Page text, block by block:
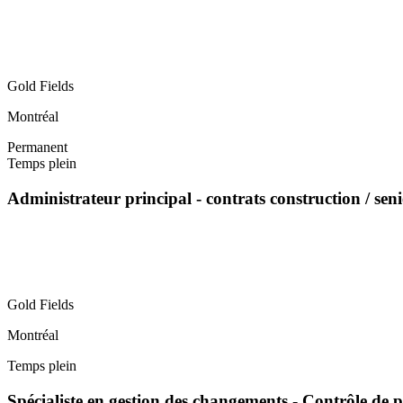
Gold Fields
Montréal
Permanent
Temps plein
Administrateur principal - contrats construction /
Gold Fields
Montréal
Temps plein